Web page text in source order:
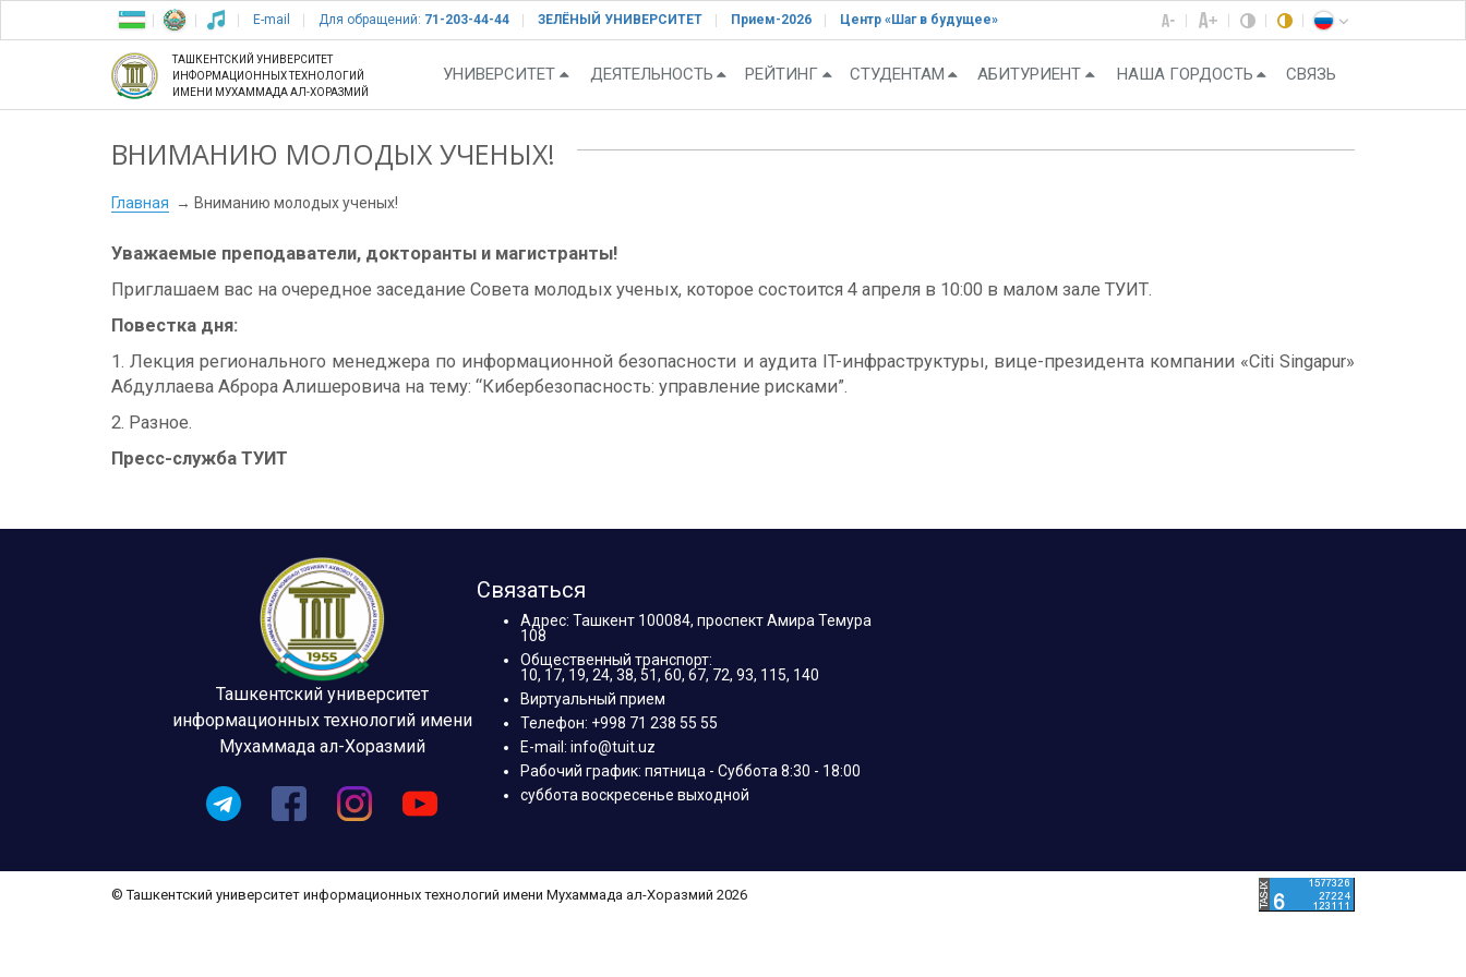
E-mail Для обращений: 71-203-44-44 ЗЕЛЁНЫЙ УНИВЕРСИТЕТ Прием-2026 Центр «Шаг в будущее»
ТАШКЕНТСКИЙ УНИВЕРСИТЕТ
ИНФОРМАЦИОННЫХ ТЕХНОЛОГИЙ
ИМЕНИ МУХАММАДА АЛ-ХОРАЗМИЙ
УНИВЕРСИТЕТ ДЕЯТЕЛЬНОСТЬ РЕЙТИНГ СТУДЕНТАМ АБИТУРИЕНТ НАША ГОРДОСТЬ СВЯЗЬ
ВНИМАНИЮ МОЛОДЫХ УЧЕНЫХ!
Главная Вниманию молодых ученых!
Уважаемые преподаватели, докторанты и магистранты!
Приглашаем вас на очередное заседание Совета молодых ученых, которое состоится 4 апреля в 10:00 в малом зале ТУИТ.
Повестка дня:
1. Лекция регионального менеджера по информационной безопасности и аудита IT-инфраструктуры, вице-президента компании «Citi Singapur»
Абдуллаева Аброра Алишеровича на тему: “Кибербезопасность: управление рисками”.
2. Разное.
Пресс-служба ТУИТ
Ташкентский университет
информационных технологий имени
Мухаммада ал-Хоразмий
Связаться
Адрес: Ташкент 100084, проспект Амира Темура
108
Общественный транспорт:
10, 17, 19, 24, 38, 51, 60, 67, 72, 93, 115, 140
Виртуальный прием
Телефон: +998 71 238 55 55
E-mail: info@tuit.uz
Рабочий график: пятница - Суббота 8:30 - 18:00
суббота воскресенье выходной
© Ташкентский университет информационных технологий имени Мухаммада ал-Хоразмий 2026